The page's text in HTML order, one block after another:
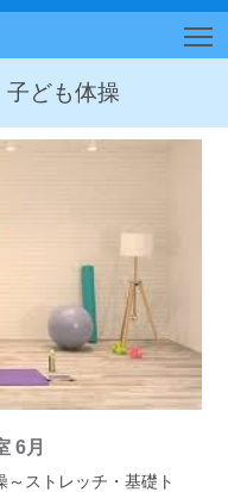
ども体操
6月
ストレッチ・基礎ト